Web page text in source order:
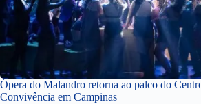
Ópera do Malandro retorna ao palco do
Convivência em Campinas